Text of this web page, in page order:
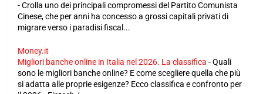
-Crolla uno dei principali compromessi del Partito Comunista
Cinese, che per anni ha concesso a grossi capitali privati di
migrare verso i paradisi fiscal...
Money.it
Migliori banche online in Italia nel 2026. La classifica -Quali
sono le migliori banche online? E come scegliere quella che più
si adatta alle proprie esigenze? Ecco classifica e confronto per